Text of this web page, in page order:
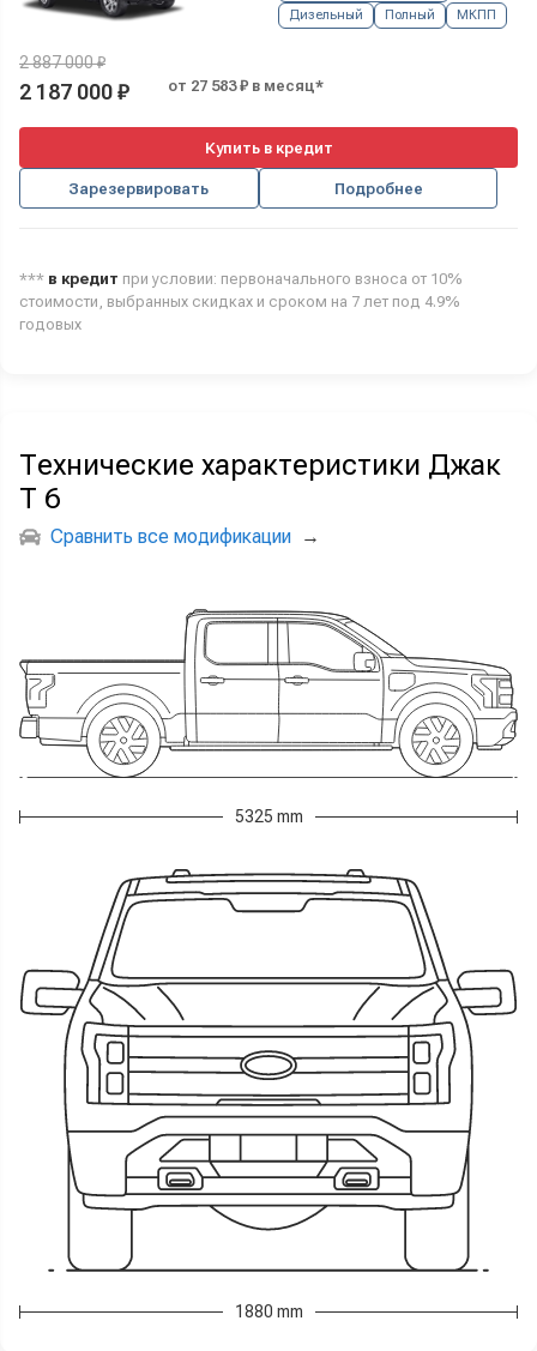
Дизельный Полный МКПП
2 887 000 ₽
2 187 000 ₽ от 27 583 ₽ в месяц*
Купить в кредит
Зарезервировать Подробнее
*** в кредит при условии: первоначального взноса от 10%
стоимости, выбранных скидках и сроком на 7 лет под 4.9%
годовых
Технические характеристики Джак
Т 6
Сравнить все модификации →
5325 mm
1880 mm